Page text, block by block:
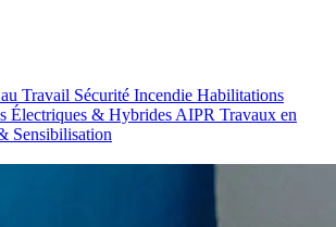
Travail Sécurité Incendie Habilitations
Électriques & Hybrides AIPR Travaux en
Sensibilisation